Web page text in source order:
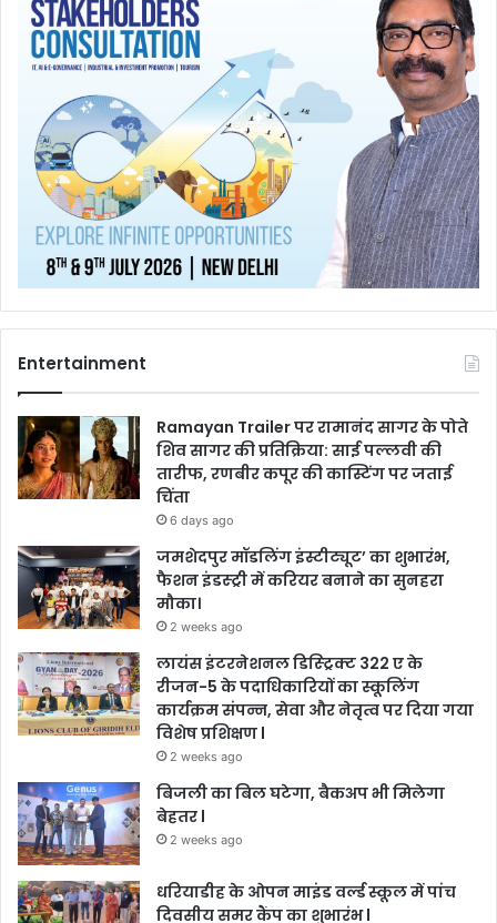
Entertainment
Ramayan Trailer पर रामानंद सागर के पोते
शिव सागर की प्रतिक्रिया: साई पल्लवी की
तारीफ, रणबीर कपूर की कास्टिंग पर जताई
चिंता
6 days ago
जमशेदपुर मॉडलिंग इंस्टीट्यूट’ का शुभारंभ,
फैशन इंडस्ट्री में करियर बनाने का सुनहरा
मौका।
2 weeks ago
लायंस इंटरनेशनल डिस्ट्रिक्ट 322 ए के
रीजन-5 के पदाधिकारियों का स्कूलिंग
कार्यक्रम संपन्न, सेवा और नेतृत्व पर दिया गया
विशेष प्रशिक्षण l
2 weeks ago
बिजली का बिल घटेगा, बैकअप भी मिलेगा
बेहतर l
2 weeks ago
धरियाडीह के ओपन माइंड वर्ल्ड स्कूल में पांच
दिवसीय समर कैंप का शुभारंभ l